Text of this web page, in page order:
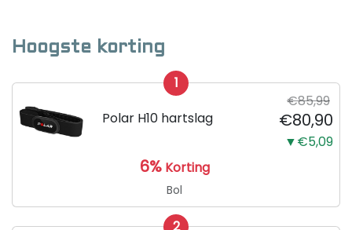
Hoogste korting
1
Polar H10 hartslag
€85,99
€80,90
▼€5,09
6% Korting
Bol
2